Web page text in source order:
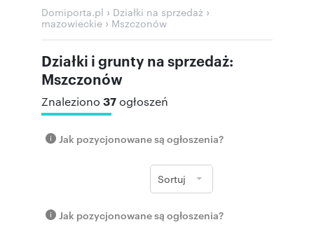
Domiporta.pl › Działki na sprzedaż ›
mazowieckie › Mszczonów
Działki i grunty na sprzedaż:
Mszczonów
Znaleziono 37ogłoszeń
Jak pozycjonowane są ogłoszenia?
Sortuj
Jak pozycjonowane są ogłoszenia?